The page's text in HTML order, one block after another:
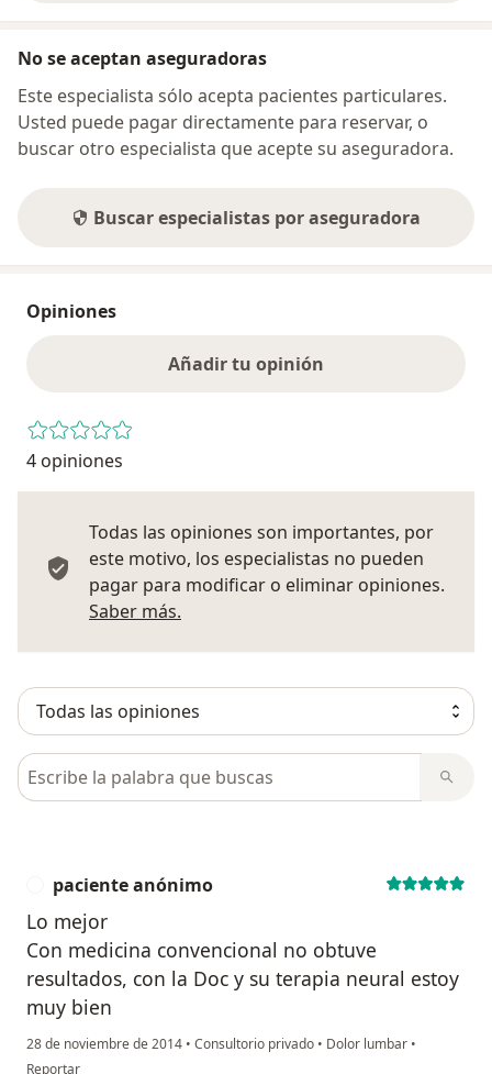
No se aceptan aseguradoras
Este especialista sólo acepta pacientes particulares.
Usted puede pagar directamente para reservar, o
buscar otro especialista que acepte su aseguradora.
Buscar especialistas por aseguradora
Opiniones
Añadir tu opinión
4 opiniones
Todas las opiniones son importantes, por
este motivo, los especialistas no pueden
pagar para modificar o eliminar opiniones.
Saber más.
Busca en opiniones
paciente anónimo
Lo mejor
Con medicina convencional no obtuve
resultados, con la Doc y su terapia neural estoy
muy bien
28 de noviembre de 2014 • Consultorio privado • Dolor lumbar •
en opinión del usuario paciente anónimo
Reportar